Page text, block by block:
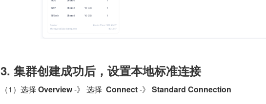
3. 集群创建成功后，设置本地标准连接
（1）选择 Overview -》 选择 Connect -》 Standard Connection